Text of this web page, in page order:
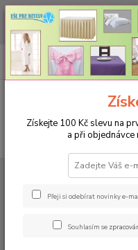
CHCETE NAKOUPIT VĚTŠÍ
+420 773 794 023
Pondělí-pátek 9-16 hodin
PRO KUCHYNĚ
Prošívaný
pruhy
Získejte 100 Kč slevu na
a při objednávce
Přeji si odebírat novinky e-
Souhlasím se